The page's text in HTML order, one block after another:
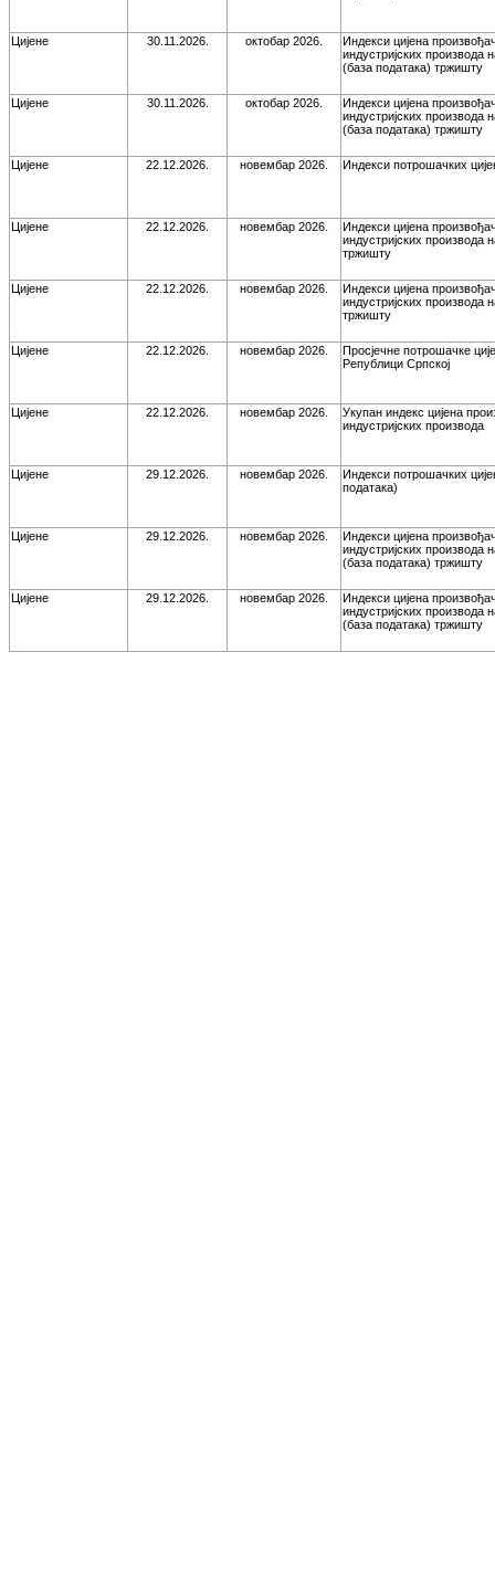
Цијене 30.11.2026. октобар 2026.
Индекси цијена
индустријских производа
(база података) тржишту
Цијене 30.11.2026. октобар 2026.
Индекси цијена
индустријских производа
(база података) тржишту
Цијене 22.12.2026. новембар 2026. Индекси потрошачких
Цијене 22.12.2026. новембар 2026.
Индекси цијена
индустријских производа
тржишту
Цијене 22.12.2026. новембар 2026.
Индекси цијена
индустријских производа
тржишту
Цијене 22.12.2026. новембар 2026.
Просјечне потрошачке
Републици Српској
Цијене 22.12.2026. новембар 2026.
Укупан индекс цијена
индустријских производа
Цијене 29.12.2026. новембар 2026.
Индекси потрошачких
података)
Цијене 29.12.2026. новембар 2026.
Индекси цијена
индустријских производа
(база података) тржишту
Цијене 29.12.2026. новембар 2026.
Индекси цијена
индустријских производа
(база података) тржишту